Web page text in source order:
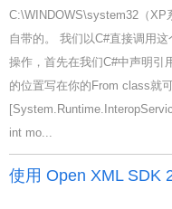
C:\WINDOWS\system32（XP
自带的。 我们以C#直接调用
操作，首先在我们C#中声明引
的位置写在你的From class就
int mo...
使用 Open XML SDK